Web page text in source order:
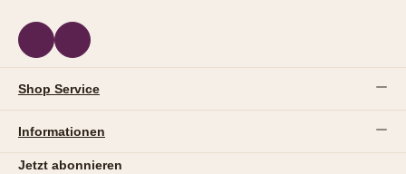
Shop Service
Informationen
Jetzt abonnieren